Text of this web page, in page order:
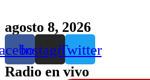
agosto 8, 2026
InstagramTwitter
Radio en vivo